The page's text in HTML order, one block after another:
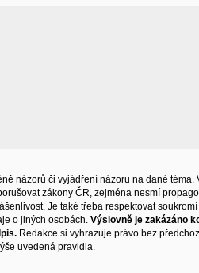
názorů či vyjádření názoru na dané téma.
zákony ČR, zejména nesmí
Je také třeba respektovat
o jiných osobách. Výslovně je zakázáno
Redakce si vyhrazuje právo bez
uvedená pravidla.